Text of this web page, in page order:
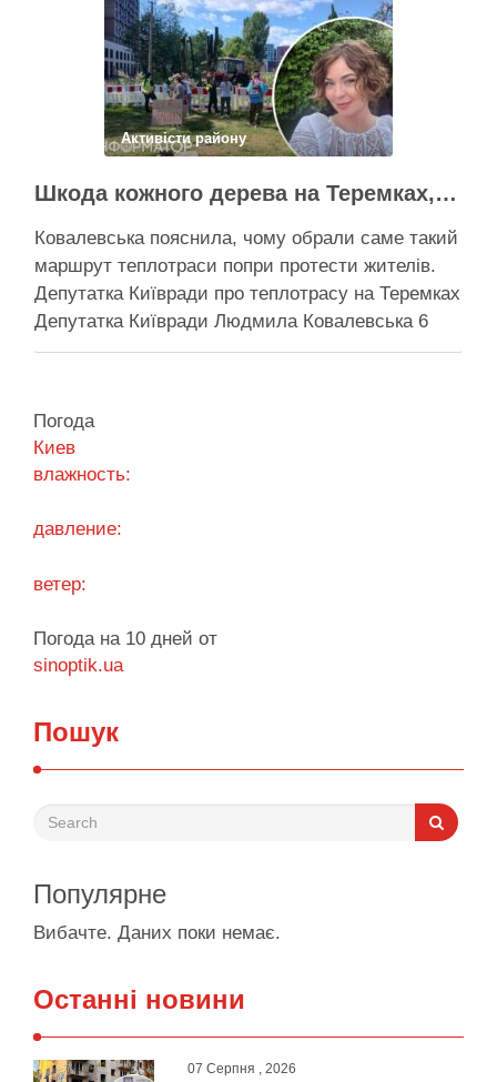
образив його заступницю Анну Старостенко
Міський голова Києва звернувся до
новопризначеного прем’єр-міністра, Сергія
Корецького, із листом-пропозицією щодо
звільнення “володаря …
Поділитися у соцмережах:
Активісти району
Шкода кожного дерева на Теремках, але тепло мають подати в 400 будинків – депутатка Київради
Ковалевська пояснила, чому обрали саме такий
маршрут теплотраси попри протести жителів.
Депутатка Київради про теплотрасу на Теремках
Депутатка Київради Людмила Ковалевська 6
серпня прокоментувала конфлікт навколо
жителів через вирубку дерев, але наполягає на
необхідності забезпечити теплом понад 400
будинків. …
Поділитися у соцмережах:
Погода
Киев
влажность:
давление:
ветер:
Погода на 10 дней от
sinoptik.ua
Пошук
Популярне
Вибачте. Даних поки немає.
Останні новини
07 Серпня , 2026